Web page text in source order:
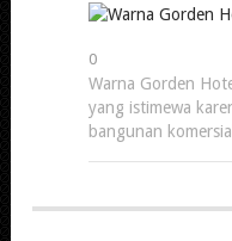
0
Warna Gorden
yang istimewa
bangunan